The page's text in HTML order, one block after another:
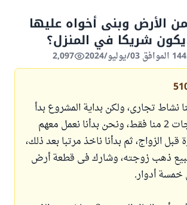
الأرض وبنى أخواه عليها
شريكا في المنزل؟
2,097
لنا نشاط تجارى، ولكن بداية المشروع بدأ
بثمن ذهب زوجات 2 منا فقط، ونحن بدأنا نعمل معهم
الزواج، ثم بدأنا ناخذ مرتبا بعد ذلك،
ببيع ذهب زوجته، وشارك فى قطعة أرض
خمسة أدوار.